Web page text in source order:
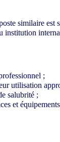
similaire est
;
utilisation
salubrité ;
et